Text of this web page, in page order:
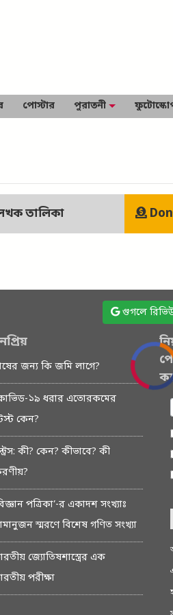
পোস্টার পুরাতনী
তালিকা
গুগলে
জন্য কি জমি লাগে?
১৯ ধরার এতোরকমের
কেন?
কী? কেন? কীভাবে? কী
পত্রিকা’-র একাদশ সংখ্যাঃ
স্মরণে বিশেষ গণিত সংখ্যা
জ্যোতিষশাস্ত্রের এক
পরীক্ষা